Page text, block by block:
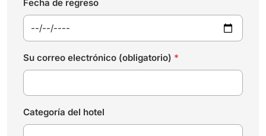
Fecha de regreso
Su correo electrónico (obligatorio) *
Categoría del hotel